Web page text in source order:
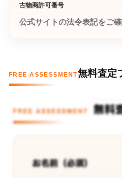
古物商許可番号
公式サイトの法令表記をご
FREE ASSESSMENT無料査定